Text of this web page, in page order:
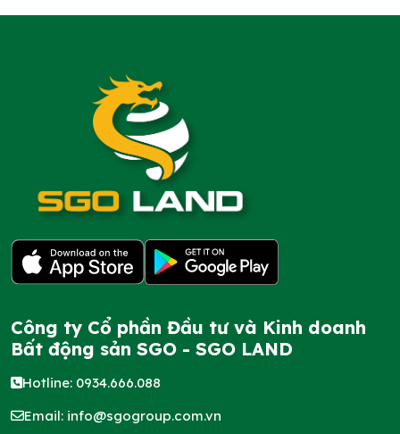
Công ty Cổ phần Đầu tư và Kinh doanh
Bất động sản SGO - SGO LAND
Hotline: 0934.666.088
Email: info@sgogroup.com.vn